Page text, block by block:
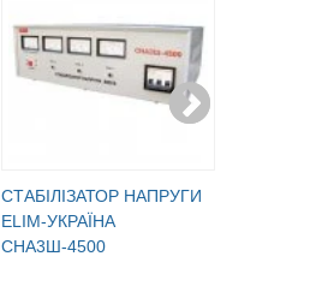
CТАБІЛІЗАТОР НАПРУГИ
ELIM-УКРАЇНА
СНА3Ш-4500